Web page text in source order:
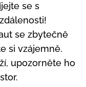
se s
se zbytečně
si vzájemně.
upozorněte ho